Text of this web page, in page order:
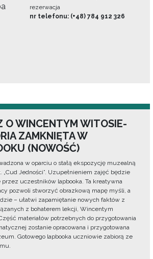
rezerwacja
nr telefonu: (+48) 784 912 326
O WINCENTYM WITOSIE-
ZAMKNIĘTA W
(NOWOŚĆ)
w oparciu o stałą ekspozycję muzealną
„Cud Jedności”. Uzupełnieniem zajęć będzie
uczestników lapbooka. Ta kreatywna
pozwoli stworzyć obrazkową mapę myśli, a
– ułatwi zapamiętanie nowych faktów z
z bohaterem lekcji, Wincentym
materiałów potrzebnych do przygotowania
zostanie opracowana i przygotowana
Gotowego lapbooka uczniowie zabiorą ze